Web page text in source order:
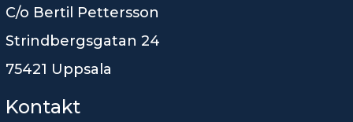
C/o Bertil Pettersson
Strindbergsgatan 24
75421 Uppsala
Kontakt